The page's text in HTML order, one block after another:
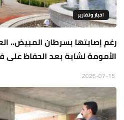
اخبار وتقارير
رغم إصابتها بسرطان المبيض..
الأمومة لشابة بعد الحفاظ على